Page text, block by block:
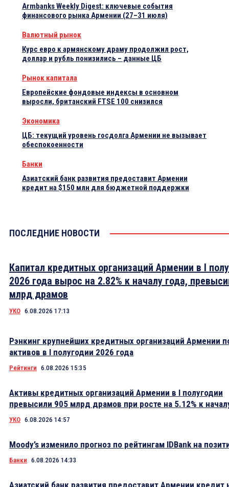
Armbanks Weekly Digest: ключевые события
финансового рынка Армении (27–31 июля)
Валютный рынок
Курс евро к армянскому драму продолжил рост,
доллар и рубль понизились – данные ЦБ
Рынок капитала
Европейские фондовые индексы в основном
выросли, британский FTSE 100 снизился
Экономика
ЦБ: текущий уровень госдолга Армении не вызывает
обеспокоенности
Банки
Азиатский банк развития предоставит Армении
кредит на $150 млн для бюджетной поддержки
ПОСЛЕДНИЕ НОВОСТИ
Капитал кредитных организаций Армении в I
2026 года вырос на 2.82% к началу года,
млрд драмов
УКО 6.08.2026 17:13
Рэнкинг крупнейших кредитных организаций Армении
активов в I полугодии 2026 года
Рейтинги 6.08.2026 15:35
Активы кредитных организаций Армении в I полугодии
превысили 905 млрд драмов при росте на 5.12% к
УКО 6.08.2026 14:57
Moody’s изменило прогноз по рейтингам IDBank на
Банки 6.08.2026 14:33